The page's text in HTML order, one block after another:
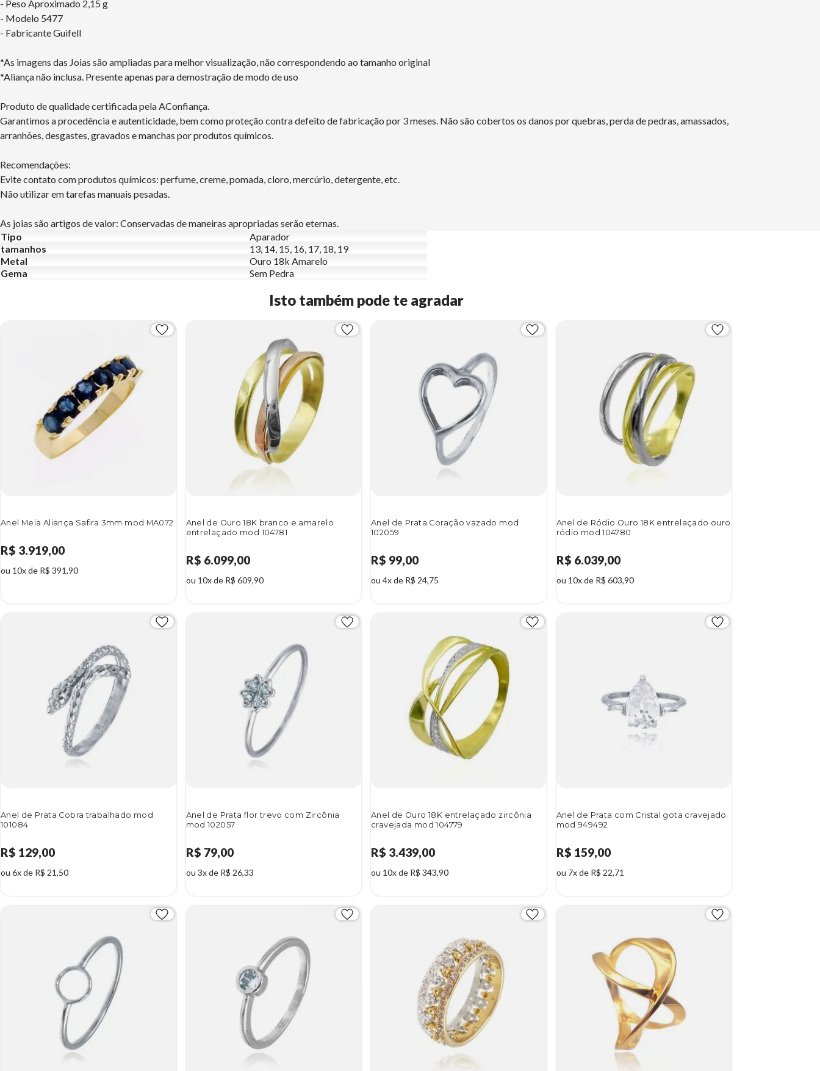
- Peso Aproximado 2,15 g
- Modelo 5477
- Fabricante Guifell
*As imagens das Joias são ampliadas para melhor visualização, não correspondendo ao tamanho original
*Aliança não inclusa. Presente apenas para demostração de modo de uso
Produto de qualidade certificada pela AConfiança.
Garantimos a procedência e autenticidade, bem como proteção contra defeito de fabricação por 3 meses. Não são cobertos os danos por quebras, perda de pedras, amassados,
arranhões, desgastes, gravados e manchas por produtos químicos.
Recomendações:
Evite contato com produtos químicos: perfume, creme, pomada, cloro, mercúrio, detergente, etc.
Não utilizar em tarefas manuais pesadas.
As joias são artigos de valor: Conservadas de maneiras apropriadas serão eternas.
Tipo
Aparador
tamanhos
13, 14, 15, 16, 17, 18, 19
Metal
Ouro 18k Amarelo
Gema
Sem Pedra
Isto também pode te agradar
Anel Meia Aliança Safira 3mm mod MA072
R$ 3.919,00
ou 10x de R$ 391,90
Anel de Ouro 18K branco e amarelo
entrelaçado mod 104781
R$ 6.099,00
ou 10x de R$ 609,90
Anel de Prata Coração vazado mod
102059
R$ 99,00
ou 4x de R$ 24,75
Anel de Ródio Ouro 18K entrelaçado ouro
ródio mod 104780
R$ 6.039,00
ou 10x de R$ 603,90
Anel de Prata Cobra trabalhado mod
101084
R$ 129,00
ou 6x de R$ 21,50
Anel de Prata flor trevo com Zircônia
mod 102057
R$ 79,00
ou 3x de R$ 26,33
Anel de Ouro 18K entrelaçado zircônia
cravejada mod 104779
R$ 3.439,00
ou 10x de R$ 343,90
Anel de Prata com Cristal gota cravejado
mod 949492
R$ 159,00
ou 7x de R$ 22,71